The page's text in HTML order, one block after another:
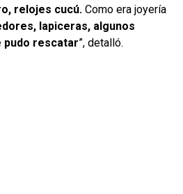
relojes cucú. Como era joyería
lapiceras, algunos
pudo rescatar”, detalló.